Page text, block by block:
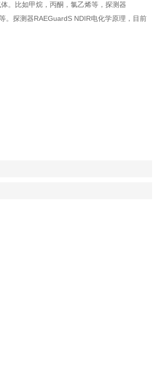
。比如甲烷，丙酮，氯乙烯等，探测器
。探测器RAEGuardS NDIR电化学原理，目前